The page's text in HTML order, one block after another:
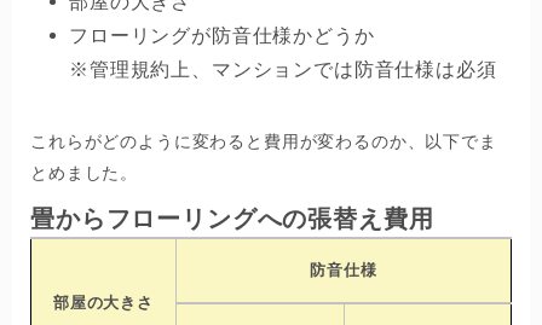
フローリングが防音仕様かどうか
※管理規約上、マンションでは防音仕様は必須
これらがどのように変わると費用が変わるのか、以下でま
とめました。
畳からフローリングへの張替え費用
部屋の大きさ
防音仕様